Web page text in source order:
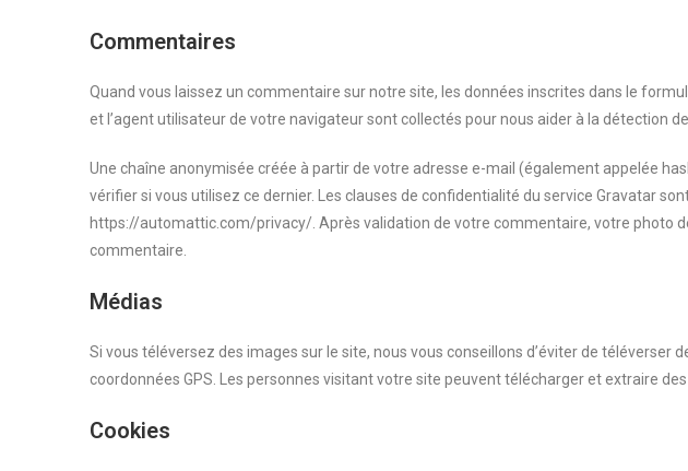
Commentaires
Quand vous laissez un commentaire sur notre site, les données inscrites dans le
et l’agent utilisateur de votre navigateur sont collectés pour nous aider à la détection
Une chaîne anonymisée créée à partir de votre adresse e-mail (également appelée
vérifier si vous utilisez ce dernier. Les clauses de confidentialité du service Gravatar
https://automattic.com/privacy/. Après validation de votre commentaire, votre photo
commentaire.
Médias
Si vous téléversez des images sur le site, nous vous conseillons d’éviter de téléverser
coordonnées GPS. Les personnes visitant votre site peuvent télécharger et extraire
Cookies